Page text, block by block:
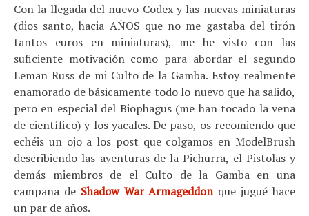
Con la llegada del nuevo Codex y las nuevas miniaturas
(dios santo, hacia AÑOS que no me gastaba del tirón
tantos euros en miniaturas), me he visto con las
suficiente motivación como para abordar el segundo
Leman Russ de mi Culto de la Gamba. Estoy realmente
enamorado de básicamente todo lo nuevo que ha salido,
pero en especial del Biophagus (me han tocado la vena
de científico) y los yacales. De paso, os recomiendo que
echéis un ojo a los post que colgamos en ModelBrush
describiendo las aventuras de la Pichurra, el Pistolas y
demás miembros de el Culto de la Gamba en una
campaña de Shadow War Armageddon que jugué hace
un par de años.